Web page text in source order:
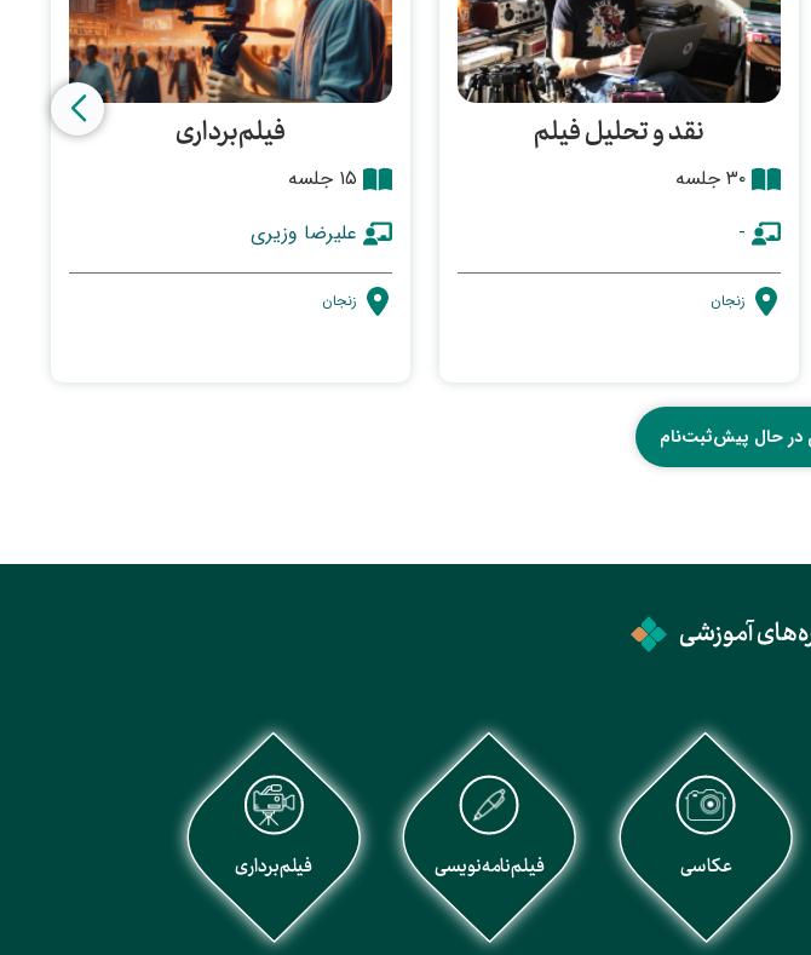
نقد و تحلیل فیلم
۳۰ جلسه
-
زنجان
فیلم‌برداری
۱۵ جلسه
علیرضا وزیری
زنجان
در حال پیش‌ثبت‌نام
آموزشی
عکاسی فیلم‌نامه‌نویسی فیلم‌برداری